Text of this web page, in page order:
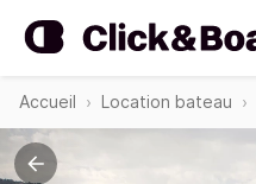
Accueil Location bateau